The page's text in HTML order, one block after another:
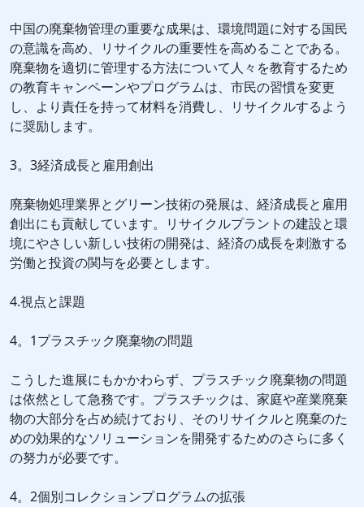
中国の廃棄物管理の重要な成果は、環境問題に対する国民
の意識を高め、リサイクルの重要性を高めることである。
廃棄物を適切に管理する方法について人々を教育するため
の教育キャンペーンやプログラムは、市民の習慣を変更
し、より責任を持って材料を消費し、リサイクルするよう
に奨励します。
3。3経済成長と雇用創出
廃棄物処理業界とグリーン技術の発展は、経済成長と雇用
創出にも貢献しています。リサイクルプラントの建設と環
境にやさしい新しい技術の開発は、経済の成長を刺激する
労働と投資の関与を必要とします。
4.視点と課題
4。1プラスチック廃棄物の問題
こうした進展にもかかわらず、プラスチック廃棄物の問題
は依然として急務です。プラスチックは、家庭や産業廃棄
物の大部分を占め続けており、そのリサイクルと廃棄のた
めの効果的なソリューションを開発するためのさらに多く
の努力が必要です。
4。2個別コレクションプログラムの拡張